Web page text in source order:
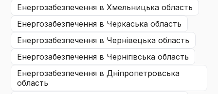
енергозабезпечення в Хмельницька область
енергозабезпечення в Черкаська область
енергозабезпечення в Чернівецька область
енергозабезпечення в Чернігівська область
енергозабезпечення в Дніпропетровська
область